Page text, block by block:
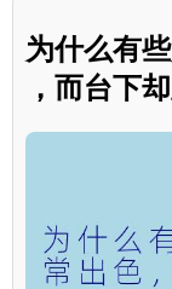
为什么有
，而台下